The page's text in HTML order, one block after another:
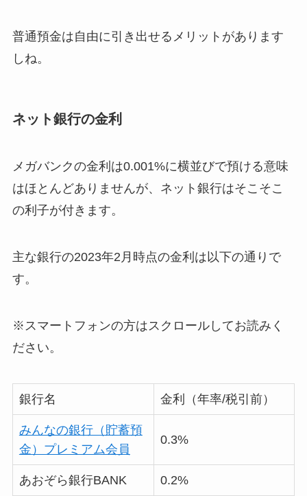
普通預金は自由に引き出せるメリットがあります
しね。
ネット銀行の金利
メガバンクの金利は0.001%に横並びで預ける意味
はほとんどありませんが、ネット銀行はそこそこ
の利子が付きます。
主な銀行の2023年2月時点の金利は以下の通りで
す。
※スマートフォンの方はスクロールしてお読みく
ださい。
銀行名 金利（年率/税引前）
みんなの銀行（貯蓄預
金）プレミアム会員
0.3%
あおぞら銀行BANK 0.2%